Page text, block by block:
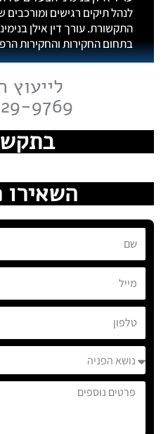
לנהל תיקים רגישים
התקשורת. עורך דין אילן
בתחום החקירות והחקירות
לייעוץ
9769
השאירו
שם
מייל
טלפון
נושא
הפניה
פרטים